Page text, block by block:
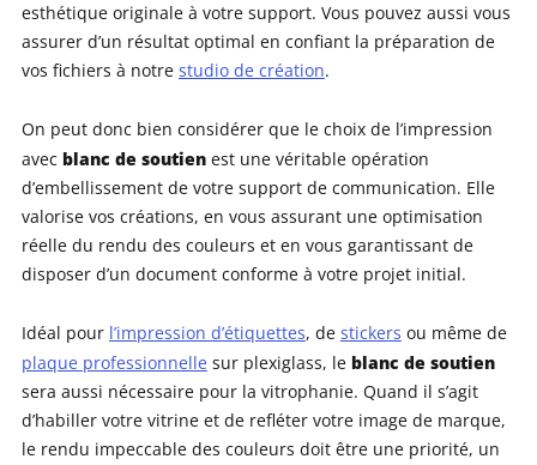
esthétique originale à votre support. Vous pouvez aussi vous
assurer d’un résultat optimal en confiant la préparation de
vos fichiers à notre studio de création.
On peut donc bien considérer que le choix de l’impression
avec blanc de soutienest une véritable opération
d’embellissement de votre support de communication. Elle
valorise vos créations, en vous assurant une optimisation
réelle du rendu des couleurs et en vous garantissant de
disposer d’un document conforme à votre projet initial.
Idéal pour l’impression d’étiquettes, de stickers ou même de
plaque professionnelle sur plexiglass, le blanc de soutien
sera aussi nécessaire pour la vitrophanie. Quand il s’agit
d’habiller votre vitrine et de refléter votre image de marque,
le rendu impeccable des couleurs doit être une priorité, un